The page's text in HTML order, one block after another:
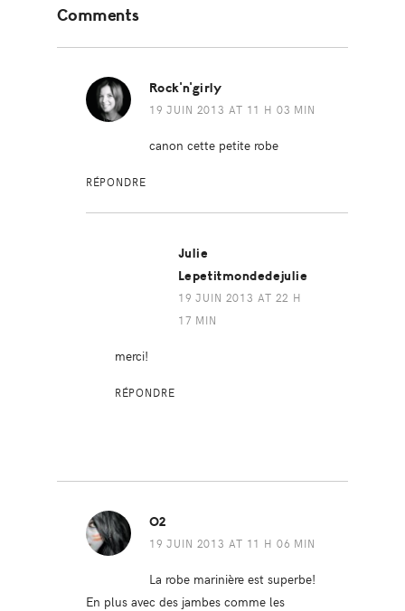
Interactions
Comments
Rock'n'girly
19 JUIN 2013 AT 11 H 03 MIN
canon cette petite robe
RÉPONDRE
Julie
Lepetitmondedejulie
19 JUIN 2013 AT 22 H
17 MIN
merci!
RÉPONDRE
O2
19 JUIN 2013 AT 11 H 06 MIN
La robe marinière est superbe!
En plus avec des jambes comme les